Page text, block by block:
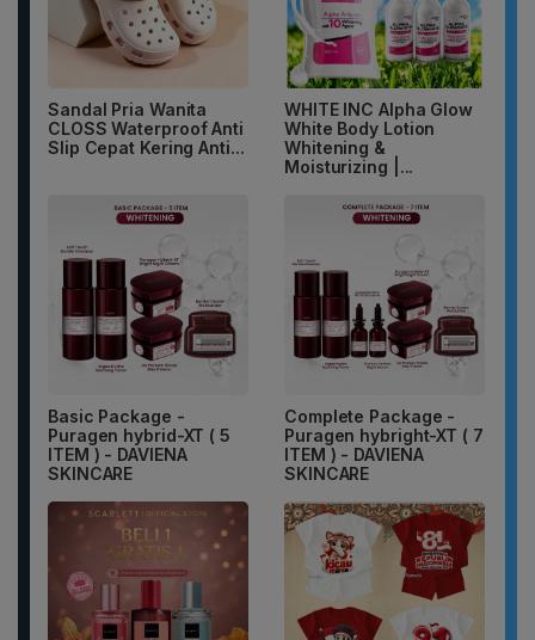
Sandal Pria Wanita
CLOSS Waterproof Anti
Slip Cepat Kering Anti...
WHITE INC Alpha Glow
White Body Lotion
Whitening &
Moisturizing |...
Basic Package -
Puragen hybrid-XT ( 5
ITEM ) - DAVIENA
SKINCARE
Complete Package -
Puragen hybright-XT ( 7
ITEM ) - DAVIENA
SKINCARE